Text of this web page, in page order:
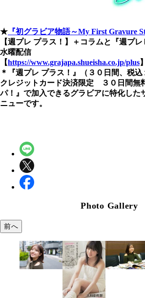
★ 『初グラビア物語～My First Gravure
【週プレ プラス！】＋コラムと『週プ
水曜配信
【https://www.grajapa.shueisha.co.jp/plus】
＊『週プレ プラス！』（３０日間、税
クレジットカード決済限定 ３０日間無
パ！』で加入できるグラビアに特化した
ニューです。
Photo Gallery
前へ